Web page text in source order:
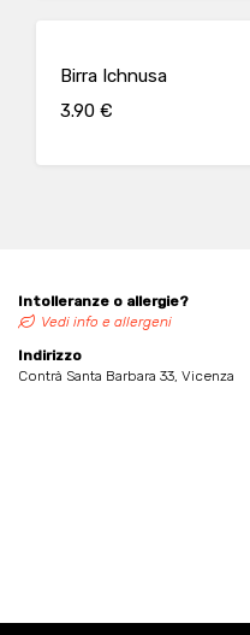
Birra Ichnusa
3.90 €
Intolleranze o allergie?
Vedi info e allergeni
Indirizzo
Contrà Santa Barbara 33, Vicenza